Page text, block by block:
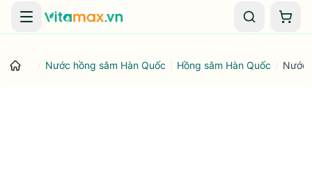
Danh mục Giỏ
Nước hồng sâm Hàn Quốc Hồng sâm Hàn Quốc Nước